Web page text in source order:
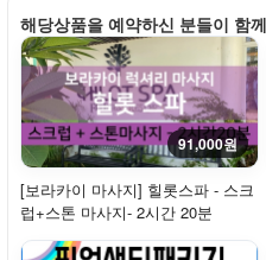
해당상품을 예약하신 분들이 함
91,000원
[보라카이 마사지] 힐롯스파 - 스크
럽+스톤 마사지- 2시간 20분